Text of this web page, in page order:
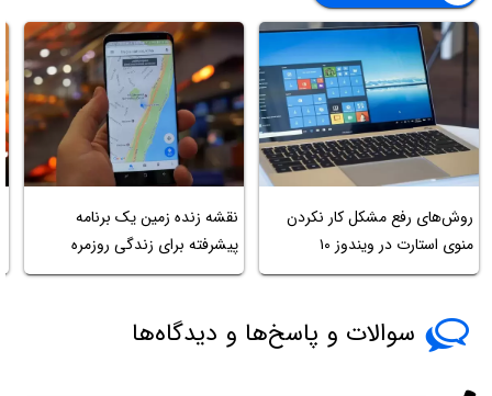
روش‌های رفع مشکل کار نکردن
منوی استارت در ویندوز ۱۰
نقشه زنده زمین یک برنامه
پیشرفته برای زندگی روزمره
سوالات و پاسخ‌ها و دیدگاه‌ها